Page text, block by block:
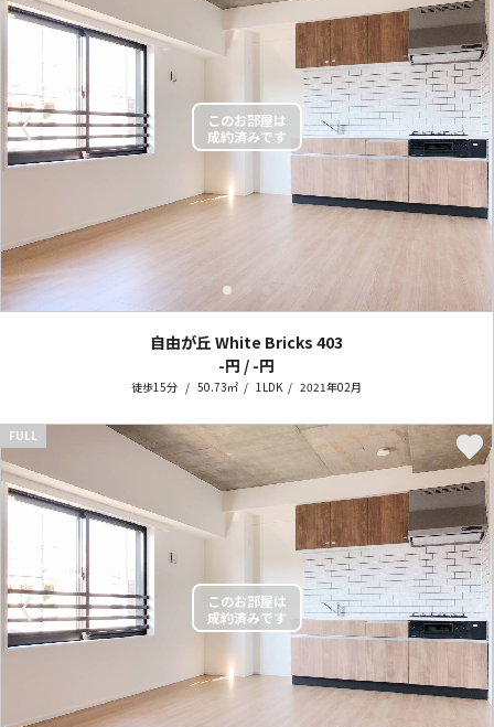
〈 〉
自由が丘 White Bricks 403
-円 / -円
徒歩15分 50.73㎡ 1LDK 2021年02月
〈 〉
FULL